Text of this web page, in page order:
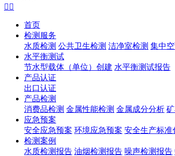
 
首页
检测服务
水质检测 公共卫生检测 洁净室检测 集中
水平衡测试
节水型载体（单位）创建 水平衡测试报告
产品认证
出口认证
产品检测
消费品检测 金属性能检测 金属成分分析
应急预案
安全应急预案 环境应急预案 安全生产标准
检测案例
水质检测报告 油烟检测报告 噪声检测报告